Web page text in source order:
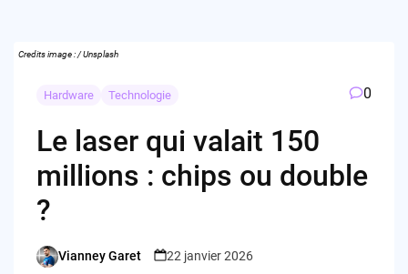
Credits image : / Unsplash
Hardware Technologie 0
Le laser qui valait 150
millions : chips ou double
?
Posted
Vianney Garet 22 janvier 2026